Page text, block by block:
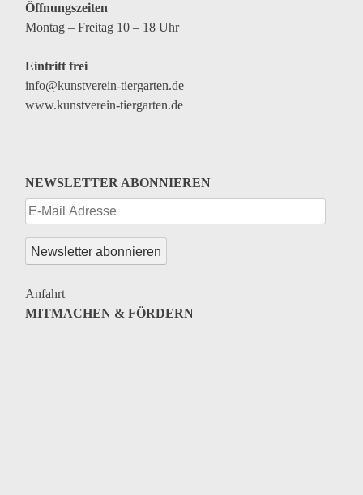
Öffnungszeiten
Montag – Freitag 10 – 18 Uhr
Eintritt frei
info@kunstverein-tiergarten.de
www.kunstverein-tiergarten.de
NEWSLETTER ABONNIEREN
Anfahrt
MITMACHEN & FÖRDERN